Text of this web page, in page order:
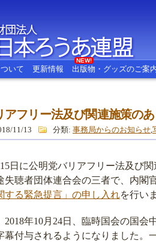
うあ連盟
いて 更新情報 出版物・グッズのご案
NEW!
アフリー法及び関連施策の
11/13 分類: 事務局からのお知らせ,
日に公明党バリアフリー法及び
失聴者団体連合会の三者で、内閣
する緊急提言」の申し入れを行い
年10月24日、臨時国会の国会
幕付与されるようになりました。